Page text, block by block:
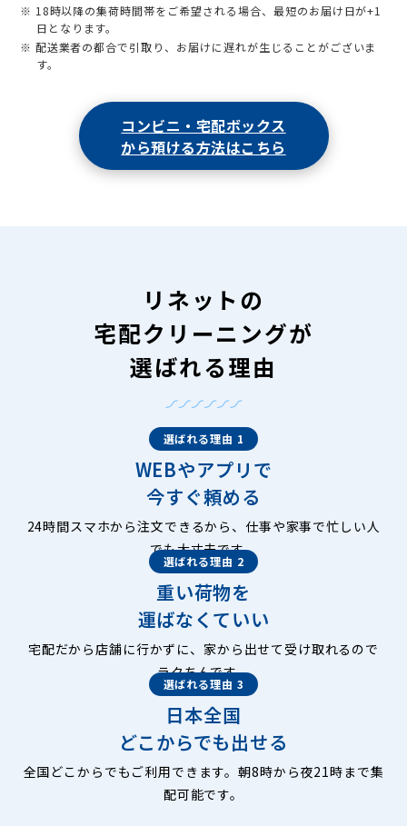
※ 18時以降の集荷時間帯をご希望される場合、最短のお届け日が+1
日となります。
※ 配送業者の都合で引取り、お届けに遅れが生じることがございま
す。
コンビニ・宅配ボックス
から預ける方法はこちら
リネットの
宅配クリーニングが
選ばれる理由
選ばれる理由 1
WEBやアプリで
今すぐ頼める
24時間スマホから注文できるから、仕事や家事で忙しい人
でも大丈夫です。
選ばれる理由 2
重い荷物を
運ばなくていい
宅配だから店舗に行かずに、家から出せて受け取れるので
ラクちんです。
選ばれる理由 3
日本全国
どこからでも出せる
全国どこからでもご利用できます。朝8時から夜21時まで集
配可能です。